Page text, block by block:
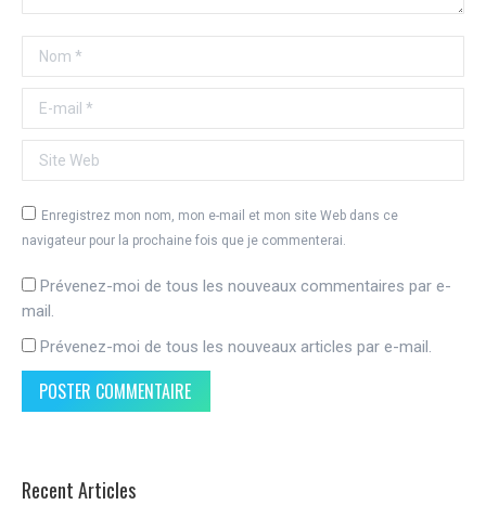
Nom *
E-mail *
Site Web
Enregistrez mon nom, mon e-mail et mon site Web dans ce
navigateur pour la prochaine fois que je commenterai.
Prévenez-moi de tous les nouveaux commentaires par e-
mail.
Prévenez-moi de tous les nouveaux articles par e-mail.
POSTER COMMENTAIRE
Recent Articles